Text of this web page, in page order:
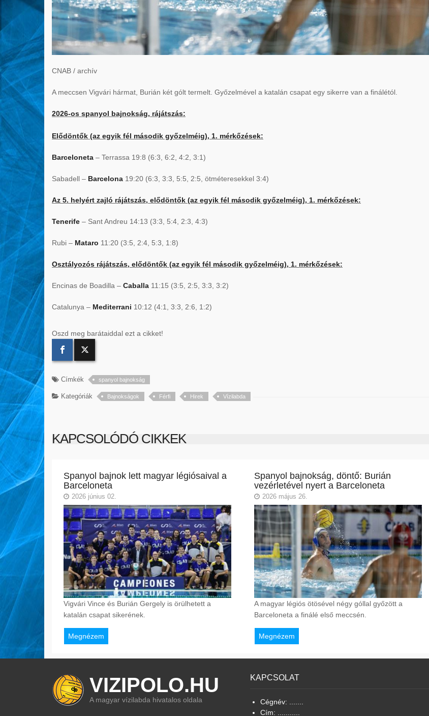
CNAB / archív
A meccsen Vigvári hármat, Burián két gólt termelt. Győzelmével a katalán csapat egy sikerre van a finálétól.
2026-os spanyol bajnokság, rájátszás:
Elődöntők (az egyik fél második győzelméig), 1. mérkőzések:
Barceloneta – Terrassa 19:8 (6:3, 6:2, 4:2, 3:1)
Sabadell – Barcelona 19:20 (6:3, 3:3, 5:5, 2:5, ötméteresekkel 3:4)
Az 5. helyért zajló rájátszás, elődöntők (az egyik fél második győzelméig), 1. mérkőzések:
Tenerife – Sant Andreu 14:13 (3:3, 5:4, 2:3, 4:3)
Rubi – Mataro 11:20 (3:5, 2:4, 5:3, 1:8)
Osztályozós rájátszás, elődöntők (az egyik fél második győzelméig), 1. mérkőzések:
Encinas de Boadilla – Caballa 11:15 (3:5, 2:5, 3:3, 3:2)
Catalunya – Mediterrani 10:12 (4:1, 3:3, 2:6, 1:2)
Oszd meg barátaiddal ezt a cikket!
Címkék spanyol bajnokság
Kategóriák Bajnokságok Férfi Hirek Vízilabda
KAPCSOLÓDÓ CIKKEK
Spanyol bajnok lett magyar légiósaival a
Barceloneta
2026 június 02.
Vigvári Vince és Burián Gergely is örülhetett a
katalán csapat sikerének.
Megnézem
Spanyol bajnokság, döntő: Burián
vezérletével nyert a Barceloneta
2026 május 26.
A magyar légiós ötösével négy góllal győzött a
Barceloneta a finálé első meccsén.
Megnézem
VIZIPOLO.HU
A magyar vízilabda hivatalos oldala
KAPCSOLAT
Cégnév: .......
Cím: ...........